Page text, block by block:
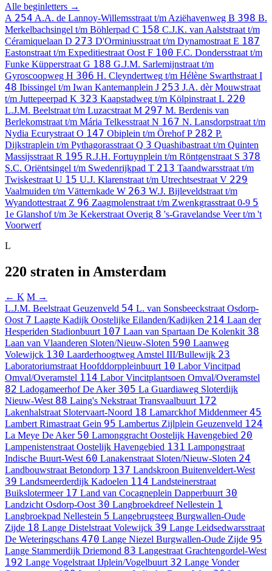
Alle beginletters →
A 254 A.A. de Lannoy-Willemsstraat t/m Aziëhavenweg B 398 B.
Merkelbachsingel t/m Böhlerpad C 158 C.J.K. van Aalststraat t/m
Céramiquelaan D 273 D'Orminiusstraat t/m Dynamostraat E 187
Eastonstraat t/m Expeditiestraat Oost F 100 F.C. Dondersstraat t/m
Funke Küpperstraat G 188 G.J.M. Sarlemijnstraat t/m
Gyroscoopweg H 306 H. Cleyndertweg t/m Hélène Swarthstraat I
48 Ibissingel t/m Iwan Kantemanplein J 253 J.A. dèr Mouwstraat
t/m Juttepeerpad K 323 Kaapstadweg t/m Kölpinstraat L 220
L.J.M. Beelstraat t/m Luzacstraat M 297 M. Berdenis van
Berlekomstraat t/m Mária Telkesstraat N 167 N. Lansdorpstraat t/m
Nydia Ecurystraat O 147 Obiplein t/m ÖrehofP 282 P.
Dijkstraplein t/m Pythagorasstraat Q 3 Quashibastraat t/m Quinten
Massijsstraat R 195 R.J.H. Fortuynplein t/m Röntgenstraat S 378
S.C. Oriëntsingel t/m Swedenrijkpad T 213 Taandwarsstraat t/m
Twiskestraat U 15 U.J. Klarenstraat t/m Utrechtsestraat V 229
Vaalmuiden t/m Vätternkade W 263 W.J. Bijleveldstraat t/m
Wyandottestraat Z 96 Zaagmolenstraat t/m Zwenkgrasstraat 0-9 5
1e Glanshof t/m 3e Kekerstraat Overig 8 's-Gravelandse Veer t/m 't
Voorwerf
L
220 straten in Amsterdam
← K M →
L.J.M. Beelstraat Geuzenveld 54 L. van Sonsbeeckstraat Osdorp-
Oost 7 Laagte Kadijk Oostelijke Eilanden/Kadijken 214 Laan der
Hesperiden Stadionbuurt 107 Laan van Spartaan De Kolenkit 38
Laan van Vlaanderen Sloten/Nieuw-Sloten 590 Laanweg
Volewijck 130 LaarderhoogtwegAmstel III/Bullewijk 23
Laboratoriumstraat Hoofddorppleinbuurt 10 Labor Vincitpad
Omval/Overamstel 114 Labor Vincitplantsoen Omval/Overamstel
82 Ladogameerhof De Aker 305 La Guardiaweg Sloterdijk
Nieuw-West 88 Laing's Nekstraat Transvaalbuurt 172
Lakenhalstraat Slotervaart-Noord 18 Lamarckhof Middenmeer 45
Lambert Rimastraat Gein 95 Lambertus Zijlplein Geuzenveld 124
La Meye De Aker 50 Lamonggracht Oostelijk Havengebied 20
Lampenistenstraat Oostelijk Havengebied 131 Lampongstraat
Indische Buurt-West 60 Lanakenstraat Sloten/Nieuw-Sloten 24
Landbouwstraat Betondorp 137 Landskroon Buitenveldert-West
39 Landsmeerderdijk Kadoelen 114 Landsteinerstraat
Buikslotermeer 17 Land van Cocagneplein Dapperbuurt 30
Landzicht Osdorp-Oost 30 Langbroekdreef Nellestein 1
Langbroekpad Nellestein 5 Langebrugsteeg Burgwallen-Oude
Zijde 18 Lange Distelstraat Volewijck 39 Lange Leidsedwarsstraat
De Weteringschans 470 Lange Niezel Burgwallen-Oude Zijde 95
Lange Stammerdijk Driemond 83 Langestraat Grachtengordel-West
192 Lange Vogelstraat IJplein/Vogelbuurt 32 Lange Vonder